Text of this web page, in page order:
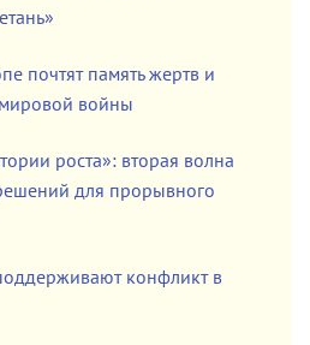
почтят память жертв и
войны
роста»: вторая волна
для прорывного
конфликт в